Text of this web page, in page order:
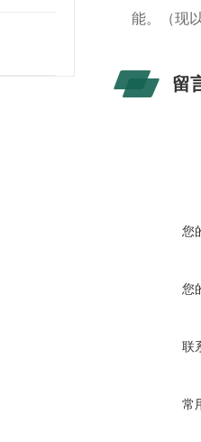
能。（现
留
您
您
联
常